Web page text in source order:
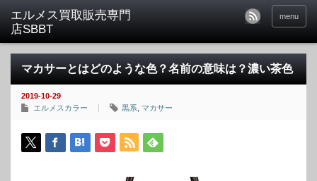
menu
マカサーとはどのような色？名前の意味は？濃い茶色
2019-10-29
エルメスカラー
黒系 マカサー